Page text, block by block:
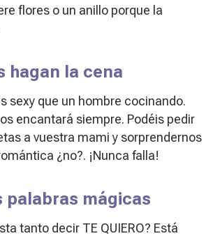
flores o un anillo porque la
hagan la cena
sexy que un hombre cocinando.
encantará siempre. Podéis pedir
a vuestra mami y sorprendernos
¿no?. ¡Nunca falla!
palabras mágicas
tanto decir TE QUIERO? Está